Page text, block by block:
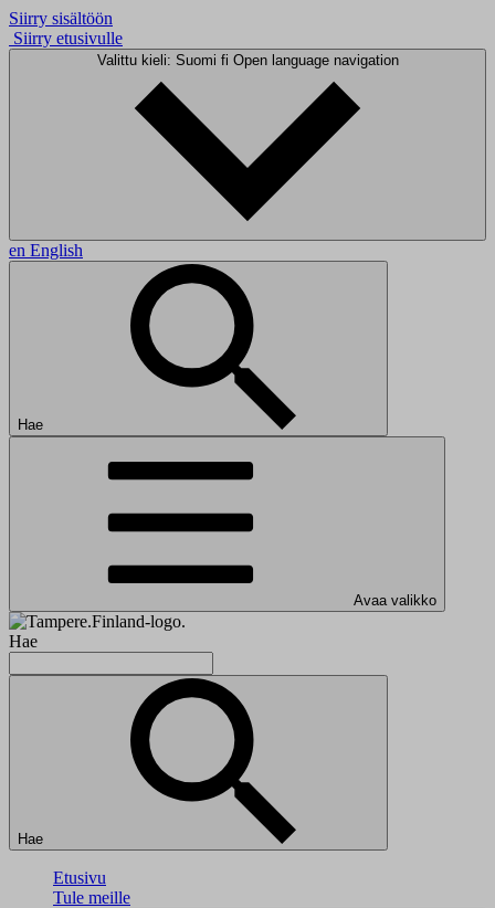
Siirry sisältöön
Siirry etusivulle
Valittu kieli: Suomi fi Open language navigation
en English
Hae
Avaa valikko
Hae
Hae
Etusivu
Tule meille